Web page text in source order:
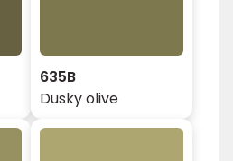
635B
Dusky olive